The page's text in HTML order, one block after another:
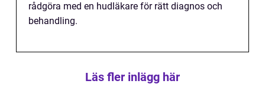
rådgöra med en hudläkare för rätt diagnos och
behandling.
Läs fler inlägg här